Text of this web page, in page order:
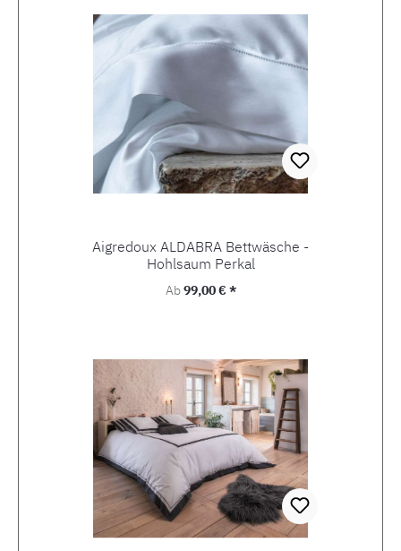
Aigredoux ALDABRA Bettwäsche -
Hohlsaum Perkal
Regulärer Preis:
Ab99,00 € *